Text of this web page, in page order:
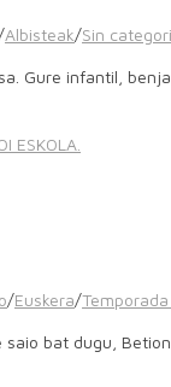
Albisteak/Sin
Gure infantil,
/Euskera/
bat dugu,